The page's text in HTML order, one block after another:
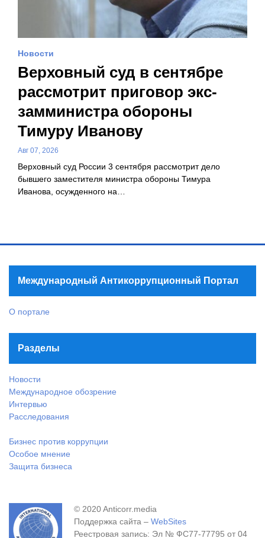
Новости
Верховный суд в сентябре
рассмотрит приговор экс-
замминистра обороны
Тимуру Иванову
Авг 07, 2026
Верховный суд России 3 сентября рассмотрит дело
бывшего заместителя министра обороны Тимура
Иванова, осужденного на…
Международный Антикоррупционный Портал
О портале
Разделы
Новости
Международное обозрение
Интервью
Расследования
Бизнес против коррупции
Особое мнение
Защита бизнеса
© 2020 Anticorr.media
Поддержка сайта – WebSites
Реестровая запись: Эл № ФС77-77795 от 04